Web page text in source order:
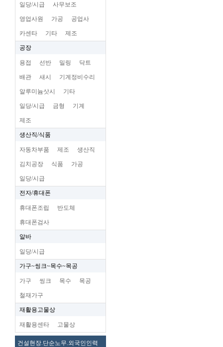
일당/시급 사무보조
영업사원 가공 공업사
카센타 기타 제조
공장
용접 선반 밀링 닥트
배관 새시 기계정비수리
알루미늄삿시 기타
일당/시급 금형 기계
제조
생산직/식품
자동차부품 제조 생산직
김치공장 식품 가공
일당/시급
전자/휴대폰
휴대폰조립 반도체
휴대폰검사
알바
일당/시급
가구~씽크~목수~목공
가구 씽크 목수 목공
철재가구
재활용고물상
재활용센타 고물상
건설현장.단순노무.외국인인력